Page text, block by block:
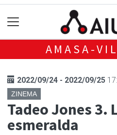
AMASA-
2022/09/24 - 2022/09/25
ZINEMA
Tadeo Jones 3.
esmeralda